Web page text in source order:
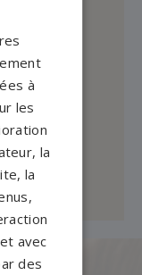
à
les
la
la
avec
des